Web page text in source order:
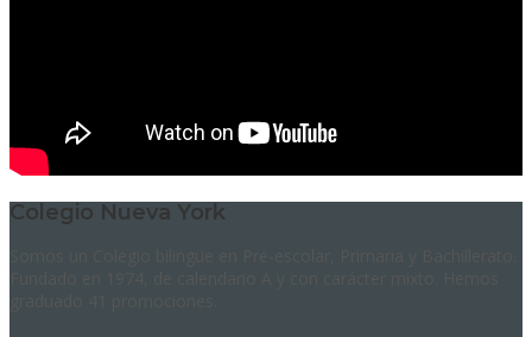
Colegio Nueva York